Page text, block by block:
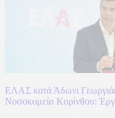
ΕΛΑΣ κατά Άδωνι
Νοσοκομείο Κορίνθου: